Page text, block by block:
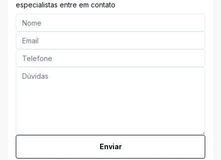
especialistas entre em contato
Enviar